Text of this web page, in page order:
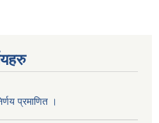
प्रमाणित ।